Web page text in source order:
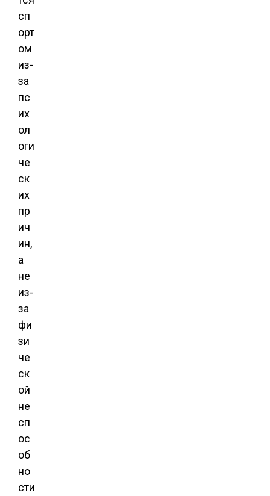
сп
орт
ом
из-
за
пс
их
ол
оги
че
ск
их
пр
ич
ин,
а
не
из-
за
фи
зи
че
ск
ой
не
сп
ос
об
но
сти